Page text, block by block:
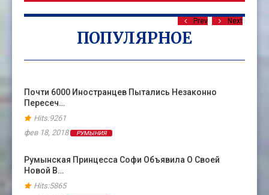
ПОПУЛЯРНОЕ
Prev Next
Почти 6000 Иностранцев Пытались Незаконно
Пересеч…
Hits:9261
фев 18, 2018
РУМЫНИЯ
Румынская Принцесса Софи Объявила О Своей
Новой В…
Hits:5865